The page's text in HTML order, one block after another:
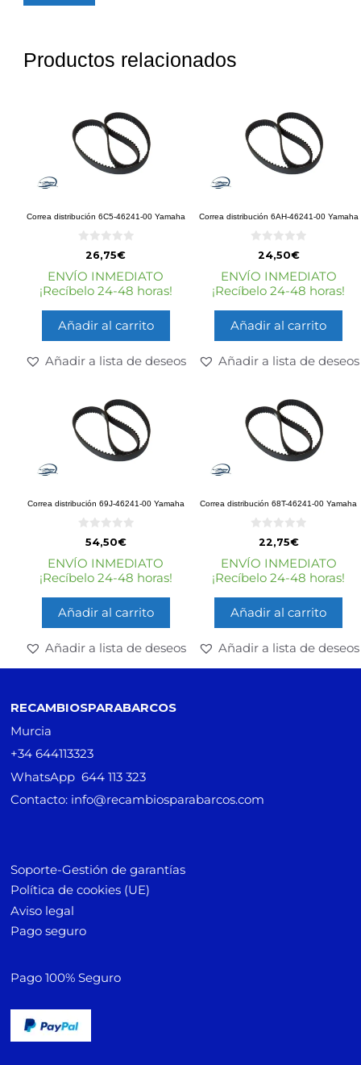
Productos relacionados
Correa distribución 6C5-46241-00 Yamaha
e
5
26,75€
ENVÍO INMEDIATO
¡Recíbelo 24-48 horas!
Añadir al carrito
Añadir a lista de deseos
Correa distribución 6AH-46241-00 Yamaha
e
5
24,50€
ENVÍO INMEDIATO
¡Recíbelo 24-48 horas!
Añadir al carrito
Añadir a lista de deseos
Correa distribución 69J-46241-00 Yamaha
e
5
54,50€
ENVÍO INMEDIATO
¡Recíbelo 24-48 horas!
Añadir al carrito
Añadir a lista de deseos
Correa distribución 68T-46241-00 Yamaha
e
5
22,75€
ENVÍO INMEDIATO
¡Recíbelo 24-48 horas!
Añadir al carrito
Añadir a lista de deseos
RECAMBIOSPARABARCOS
Murcia
+34 644113323
WhatsApp 644 113 323
Contacto: info@recambiosparabarcos.com
Soporte-Gestión de garantías
Política de cookies (UE)
Aviso legal
Pago seguro
Pago 100% Seguro